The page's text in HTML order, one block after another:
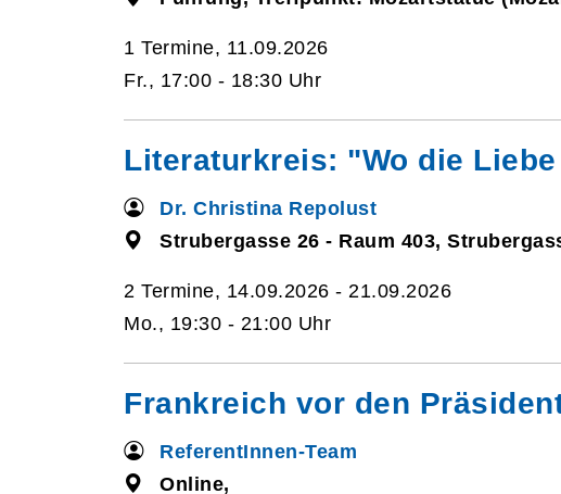
1 Termine, 11.09.2026
Fr., 17:00 - 18:30 Uhr
Literaturkreis: "Wo die
Dr. Christina Repolust
Strubergasse 26 - Raum 403,
2 Termine, 14.09.2026 - 21.09.2026
Mo., 19:30 - 21:00 Uhr
Frankreich vor den
ReferentInnen-Team
Online,